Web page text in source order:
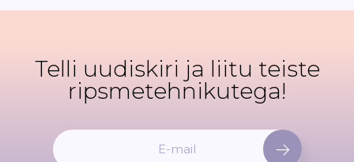
Telli uudiskiri ja liitu teiste
ripsmetehnikutega!
L
i